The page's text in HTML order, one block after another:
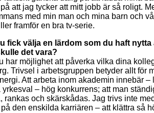
att jag tycker att mitt jobb är så roligt.
med min man och mina barn och
framför en bra tv-serie.
fick välja en lärdom som du haft nytta
det vara?
har möjlighet att påverka vilka dina
Trivsel i arbetsgruppen betyder allt för
Att arbeta inom akademin innebär –
yrkesval – hög konkurrens; att man
rankas och skärskådas. Jag trivs inte
den enskilda karriären – att klättra så